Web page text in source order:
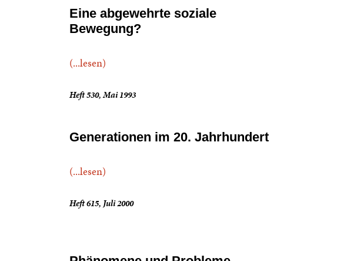
Eine abgewehrte soziale
Bewegung?
(...lesen)
Heft 530, Mai 1993
Generationen im 20. Jahrhundert
(...lesen)
Heft 615, Juli 2000